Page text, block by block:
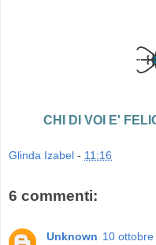
CHI DI VOI E'
Glinda Izabel - 11:16
6 commenti:
Unknown 10